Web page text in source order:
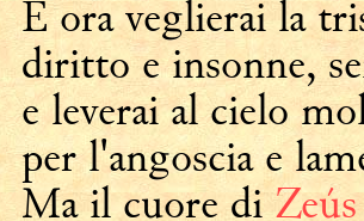
E ora veglierai la
diritto e insonne,
e leverai al cielo
per l'angoscia e
Ma il cuore di